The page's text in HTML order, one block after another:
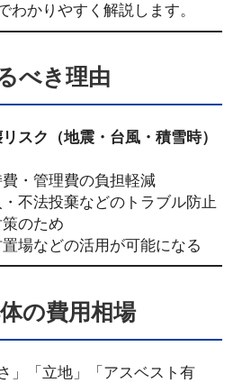
わかりやすく解説します。
べき理由
スク（地震・台風・積雪時）
・管理費の負担軽減
不法投棄などのトラブル防止
のため
場などの活用が可能になる
の費用相場
」「立地」「アスベスト有